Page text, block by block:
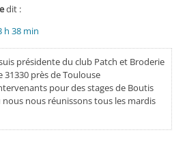
dit :
h 38 min
présidente du club Patch et Broderie
31330 près de Toulouse
pour des stages de Boutis
nous réunissons tous les mardis